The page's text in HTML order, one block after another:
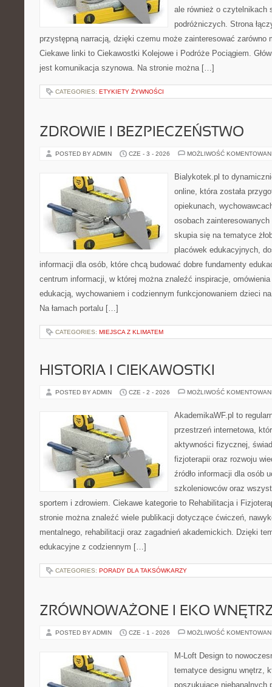
ale również o czytelnikach
podróżniczych. Strona
przystępną narracją, dzięki czemu może zainteresować zarówno
Ciekawe linki to Ciekawostki Kolejowe i Podróże Pociągiem.
jest komunikacja szynowa. Na stronie można […]
CATEGORIES: ETYKIETY ŻYWNOŚCI
ZDROWIE I BEZPIECZEŃSTWO
POSTED BY ADMIN CZE - 3 - 2026 MOŻLIWOŚĆ
Bialykotek.pl to
online, która została
opiekunach,
osobach
skupia się na tematyce
placówek edukacyjnych,
informacji dla osób, które chcą budować dobre fundamenty
centrum informacji, w której można znaleźć inspiracje,
edukacją, wychowaniem i codziennym funkcjonowaniem dzieci
Na łamach portalu […]
CATEGORIES: MIEJSCA Z KLIMATEM
HISTORIA I CIEKAWOSTKI
POSTED BY ADMIN CZE - 2 - 2026 MOŻLIWOŚĆ
AkademikaWF.pl to
przestrzeń internetowa,
aktywności fizycznej,
fizjoterapii oraz rozwoju
źródło informacji dla osób
szkoleniowców oraz
sportem i zdrowiem. Ciekawe kategorie to Rehabilitacja i
stronie można znaleźć wiele publikacji dotyczące ćwiczeń,
mentalnego, rehabilitacji oraz zagadnień akademickich. Dzięki
edukacyjne z codziennym […]
CATEGORIES: PORADY DLA TAKSÓWKARZY
ZRÓWNOWAŻONE I EKO
POSTED BY ADMIN CZE - 1 - 2026 MOŻLIWOŚĆ
M-Loft Design to
tematyce designu wnętrz,
poszukujące niebanalnych